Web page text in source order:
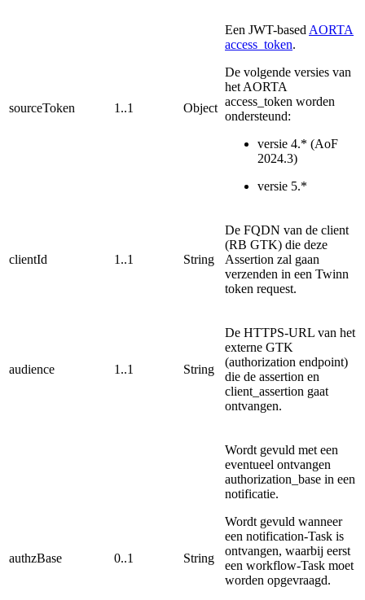
sourceToken 1..1 Object
Een JWT-based AORTA
access_token.
De volgende versies van
het AORTA
access_token worden
ondersteund:
versie 4.* (AoF
2024.3)
versie 5.*
clientId 1..1 String
De FQDN van de client
(RB GTK) die deze
Assertion zal gaan
verzenden in een Twinn
token request.
audience 1..1 String
De HTTPS-URL van het
externe GTK
(authorization endpoint)
die de assertion en
client_assertion gaat
ontvangen.
authzBase 0..1 String
Wordt gevuld met een
eventueel ontvangen
authorization_base in een
notificatie.
Wordt gevuld wanneer
een notification-Task is
ontvangen, waarbij eerst
een workflow-Task moet
worden opgevraagd.